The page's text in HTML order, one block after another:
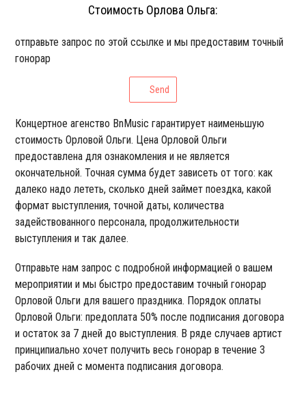
Стоимость Орлова Ольга:
отправьте запрос по этой ссылке и мы предоставим точный
гонорар
Send
Концертное агенство BnMusic гарантирует наименьшую
стоимость Орловой Ольги. Цена Орловой Ольги
предоставлена для ознакомления и не является
окончательной. Точная сумма будет зависеть от того: как
далеко надо лететь, сколько дней займет поездка, какой
формат выступления, точной даты, количества
задействованного персонала, продолжительности
выступления и так далее.
Отправьте нам запрос с подробной информацией о вашем
мероприятии и мы быстро предоставим точный гонорар
Орловой Ольги для вашего праздника. Порядок оплаты
Орловой Ольги: предоплата 50% после подписания договора
и остаток за 7 дней до выступления. В ряде случаев артист
принципиально хочет получить весь гонорар в течение 3
рабочих дней с момента подписания договора.